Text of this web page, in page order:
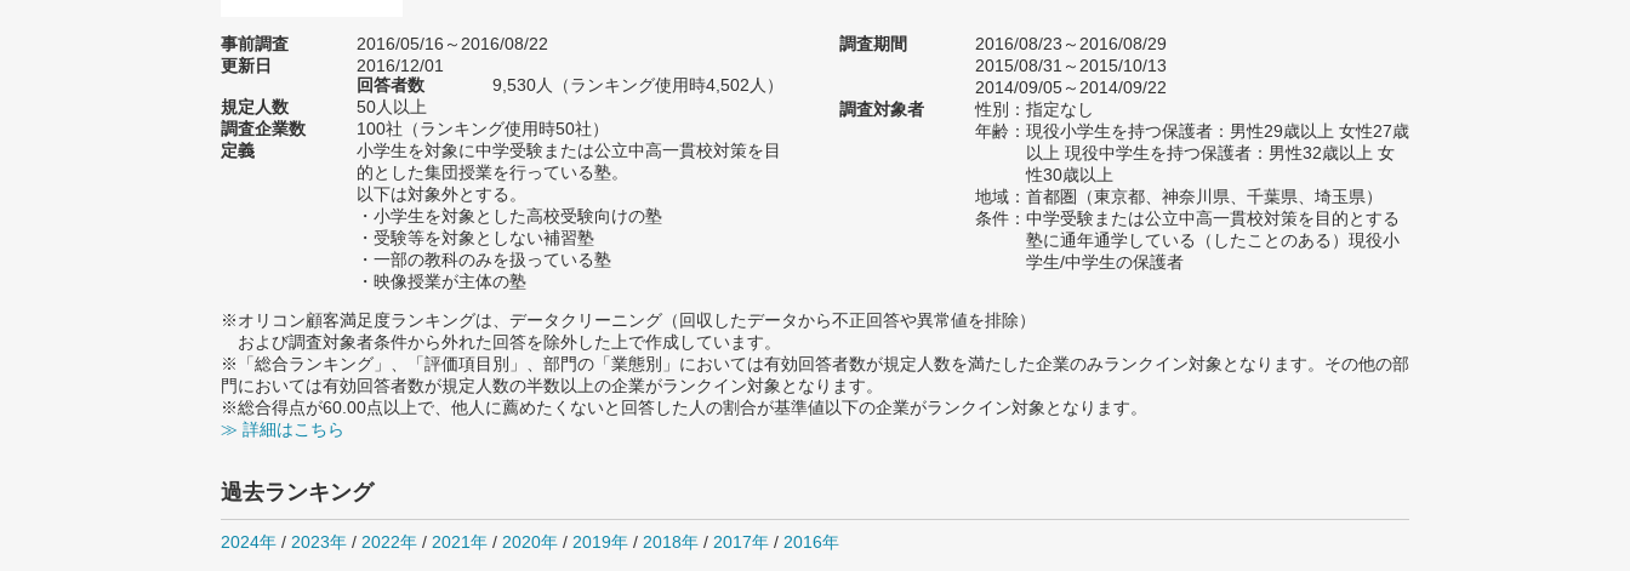
事前調査
2016/05/16～2016/08/22
更新日
2016/12/01
回答者数
9,530人（ランキング使用時4,502人）
規定人数
50人以上
調査企業数
100社（ランキング使用時50社）
定義
小学生を対象に中学受験または公立中高一貫校対策を目
的とした集団授業を行っている塾。
以下は対象外とする。
・小学生を対象とした高校受験向けの塾
・受験等を対象としない補習塾
・一部の教科のみを扱っている塾
・映像授業が主体の塾
調査期間
2016/08/23～2016/08/29
2015/08/31～2015/10/13
2014/09/05～2014/09/22
調査対象者
性別：指定なし
年齢：現役小学生を持つ保護者：男性29歳以上 女性27歳
以上 現役中学生を持つ保護者：男性32歳以上 女
性30歳以上
地域：首都圏（東京都、神奈川県、千葉県、埼玉県）
条件：中学受験または公立中高一貫校対策を目的とする
塾に通年通学している（したことのある）現役小
学生/中学生の保護者
※オリコン顧客満足度ランキングは、データクリーニング（回収したデータから不正回答や異常値を排除）
および調査対象者条件から外れた回答を除外した上で作成しています。
※「総合ランキング」、「評価項目別」、部門の「業態別」においては有効回答者数が規定人数を満たした企業のみランクイン対象となります。その他の部
門においては有効回答者数が規定人数の半数以上の企業がランクイン対象となります。
※総合得点が60.00点以上で、他人に薦めたくないと回答した人の割合が基準値以下の企業がランクイン対象となります。
≫ 詳細はこちら
過去ランキング
2024年 / 2023年 / 2022年 / 2021年 / 2020年 / 2019年 / 2018年 / 2017年 / 2016年